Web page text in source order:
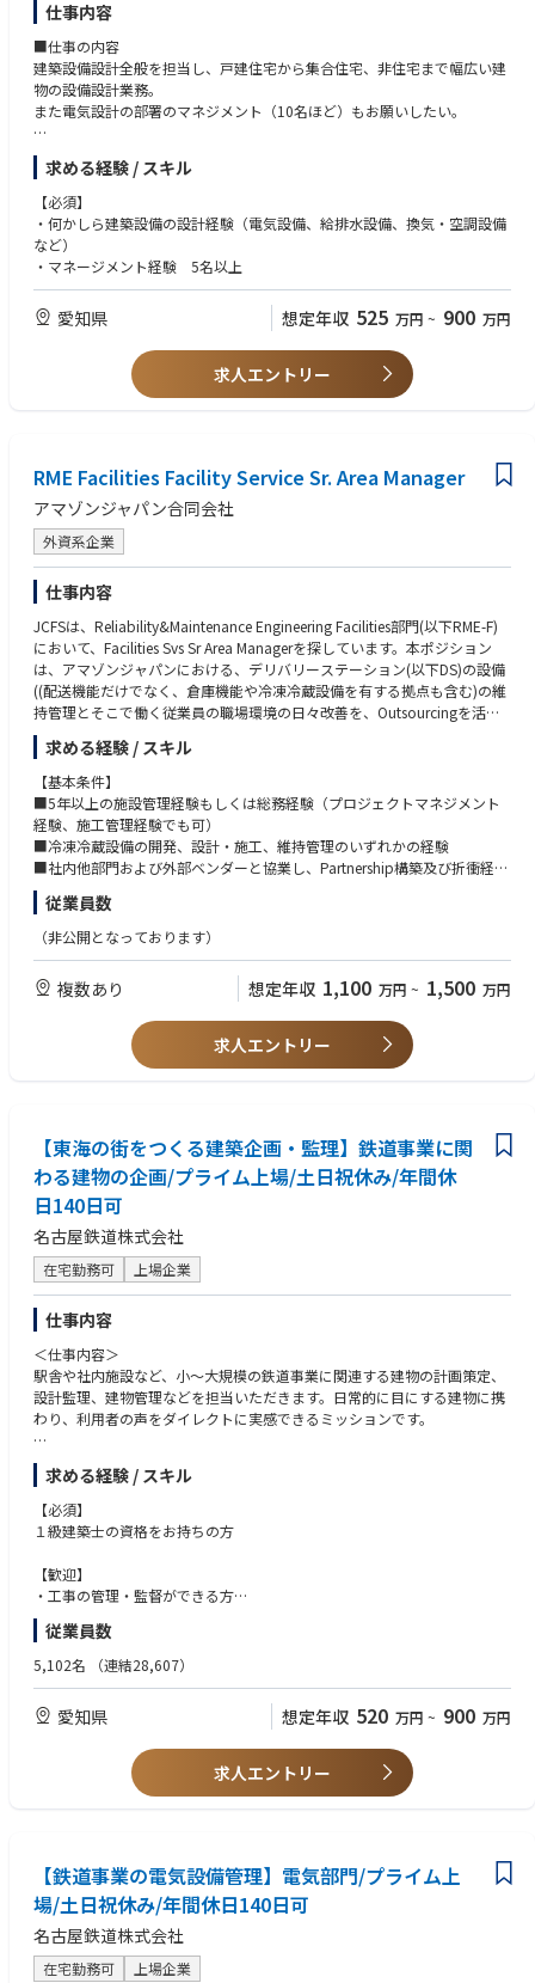
仕事内容
■仕事の内容
建築設備設計全般を担当し、戸建住宅から集合住宅、非住宅まで幅広い建
物の設備設計業務。
また電気設計の部署のマネジメント（10名ほど）もお願いしたい。
【使用CAD】レブロCAD（ゼネコンやサブコンが多く利用するCADです）
求める経験 / スキル
【必須】
・何かしら建築設備の設計経験（電気設備、給排水設備、換気・空調設備
など）
・マネージメント経験 5名以上
愛知県 想定年収 525 万円 ~ 900 万円
求人エントリー
RME Facilities Facility Service Sr. Area Manager
アマゾンジャパン合同会社
外資系企業
仕事内容
JCFSは、Reliability&Maintenance Engineering Facilities部門(以下RME-F)
において、Facilities Svs Sr Area Managerを探しています。本ポジション
は、アマゾンジャパンにおける、デリバリーステーション(以下DS)の設備
((配送機能だけでなく、倉庫機能や冷凍冷蔵設備を有する拠点も含む)の維
持管理とそこで働く従業員の職場環境の日々改善を、Outsourcingを活用
して実現していくポジションです。
Facilities Svs Sr Area Managerは建屋の建築、電気、空調、衛生、消火、昇
降設備、冷凍冷蔵設備の保守点検及び不具合対応や小規模な工事、そして
売店、シャトルバスの運行管理、各種資産の管理、DSの運営にとって重要
なコストの管理も行います。施設管理では年間保全計画や中長期保全計画
のプランと実施、売店運営では、全従業員が満足できる環境作りに積極的
に取組、カスタマーエクスぺリエンスの向上を成し遂げます。 そして従業
員の通勤手段であるシャトルバスのダイヤ改正や適切な運行管理とコスト
管理でカスタマーに貢献します。
また、サステナビリティにも貢献します。DS内で発生する消費電力を最適
化するべく、省エネ活動を提案・実行します。次に廃棄物の低減を目的と
したリサイクル率の向上やコンプライアンスを遵守した運営費用の最適化
以上の業務をOutsourcing先の協力会社と自社で構築しているコールセン
ッションを含むコミュニケーションを密に行い、情報・学び・成功体験を
共有・標準化して展開する業務にも取り組んでいただきます。社内外とも
に良好な関係性を築ける高いコミュニケーション能力を発揮し、自ら行動
を起こし結果に繋げる、強いドライブ力をもった方からの応募をお待ちし
ています。
Key job responsibilities
Essential Functions:
■20％：安全管理/サプライヤー評価/カスタマーエクスぺリエンス向上/G
lobalにAlignした業務の見直し/DS統一での運用ルールづくり
■20％：Outsourcing先の協力会社と、コールセンターの業務改善
■20％：建屋に関する建築、電気、空調、衛生、消火、昇降設備に関わる
保全計画のプランと実施。各種取引先との交渉、関係構築。省エネルギー
の実施。
■15%：廃棄物等やリサイクル品のOperationとコスト管理、処理フロー
を管理しコンプライアンス遵守
■15%：予算管理及び予算削減の提案・契約書の見直し
■5%：各種レポートの作成
■5％：売店の満足度向上・シャトルバスの運行管理や行政や地域対応
A day in the life
4拠点以上のDS Siteを担当するため国内の出張がありますが、チームメン
バーの中で必要な出張を調整することも可能です。また、ワーキングペア
レンツも多く、産休育休明けには時短勤務や勤務時間を調整し送り迎えな
どをするメンバーも在籍しています。
求める経験 / スキル
【基本条件】
■5年以上の施設管理経験もしくは総務経験（プロジェクトマネジメント
経験、施工管理経験でも可）
■冷凍冷蔵設備の開発、設計・施工、維持管理のいずれかの経験
■社内他部門および外部ベンダーと協業し、Partnership構築及び折衝経験
■コスト管理経験
■PCスキル（Excel, Power point, Word）
■⼝頭と書⾯でのコミュニケーションができるビジネスレベルの⽇本語⼒
【歓迎条件】
■学士号、大卒以上、またはこれに相当する職務経験
■製造業もしくは物流業での施設管理経験者10年以上
■業者とのPartnership構築能力及び優れた折衝能力
■新しい知識を学ぶことに対する意欲力
■建物/設備などの改善改良を計画し、実施した経験
■ビジネスレベルの英語力
従業員数
（非公開となっております）
複数あり 想定年収 1,100 万円 ~ 1,500 万円
求人エントリー
【東海の街をつくる建築企画・監理】鉄道事業に関
わる建物の企画/プライム上場/土日祝休み/年間休
日140日可
名古屋鉄道株式会社
在宅勤務可 上場企業
仕事内容
＜仕事内容＞
駅舎や社内施設など、小〜大規模の鉄道事業に関連する建物の計画策定、
設計監理、建物管理などを担当いただきます。日常的に目にする建物に携
わり、利用者の声をダイレクトに実感できるミッションです。
＜具体的な仕事内容＞
・鉄道事業に関連する構造物および設備全般（電気、衛生、空調）に関す
る建築企画構想
・駅や社内施設のバリアフリー化、耐震工事、大規模修繕におけるグルー
・鉄道事業に関連する建物全般の維持管理、修繕対応
・駅舎から係員詰所、変電所など手がける建築物の多様性と専門性の高さ
・企画構想など最上流から関わり日常の維持管理までし続ける面白さ
・旅客施設から社内施設まで公共性の高い事業を支える
＜将来＞
（管理職や役員クラス）を目指していただきます
求める経験 / スキル
【必須】
１級建築士の資格をお持ちの方
【歓迎】
・工事の管理・監督ができる方
・建築・設備施工管理者のご経験がある方
従業員数
5,102名 （連結28,607）
愛知県 想定年収 520 万円 ~ 900 万円
求人エントリー
【鉄道事業の電気設備管理】電気部門/プライム上
場/土日祝休み/年間休日140日可
名古屋鉄道株式会社
在宅勤務可 上場企業